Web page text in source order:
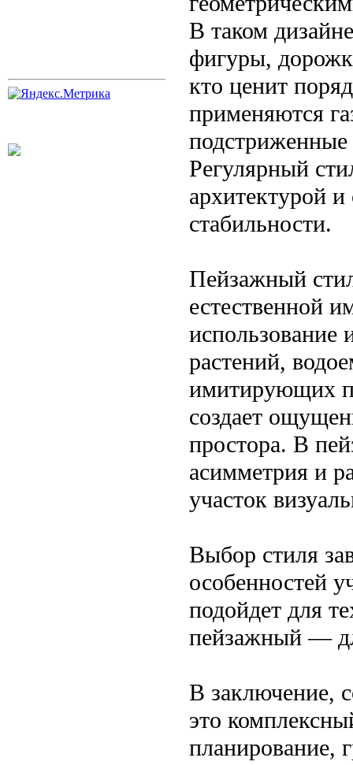
В таком
фигуры,
кто ценит
применяются
Регулярный
архитектурой
стабильности.
Пейзажный
естественной
использование
растений,
имитирующих
создает
простора. В
асимметрия и
участок
Выбор стиля
особенностей
подойдет для
пейзажный —
В заключение,
это
планирование,